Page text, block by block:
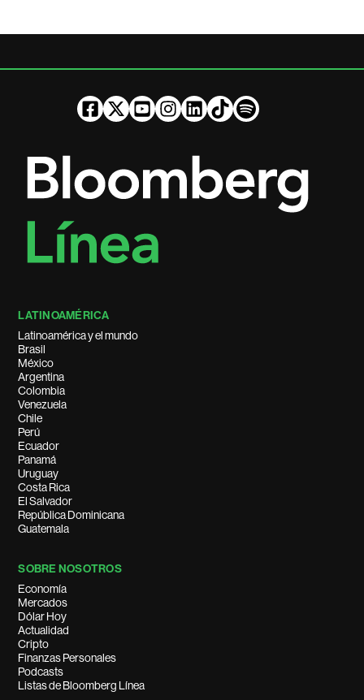
LATINOAMÉRICA
Latinoamérica y el mundo
Brasil
México
Argentina
Colombia
Venezuela
Chile
Perú
Ecuador
Panamá
Uruguay
Costa Rica
El Salvador
República Dominicana
Guatemala
SOBRE NOSOTROS
Economía
Mercados
Dólar Hoy
Actualidad
Cripto
Finanzas Personales
Podcasts
Listas de Bloomberg Línea